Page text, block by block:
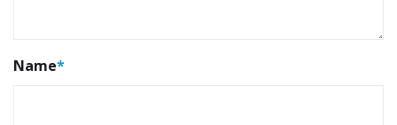
Name*